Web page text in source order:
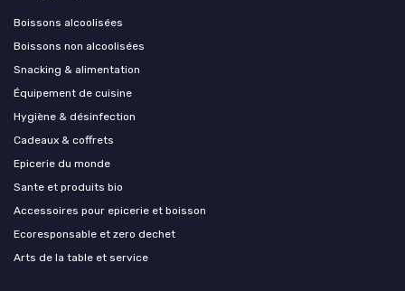
Boissons alcoolisées
Boissons non alcoolisées
Snacking & alimentation
Équipement de cuisine
Hygiène & désinfection
Cadeaux & coffrets
Epicerie du monde
Sante et produits bio
Accessoires pour epicerie et boisson
Ecoresponsable et zero dechet
Arts de la table et service